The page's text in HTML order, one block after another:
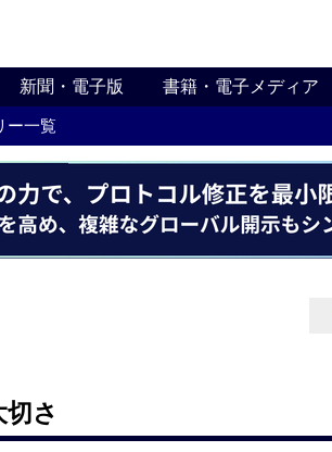
新聞・電子版 書籍・電子メディア
ー一覧
さ